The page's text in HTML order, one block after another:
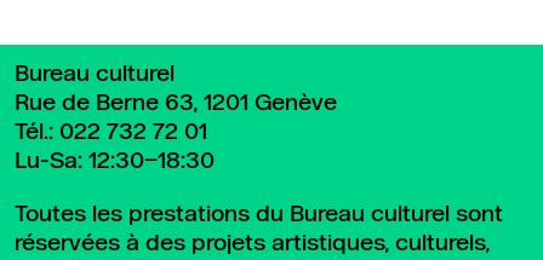
Bureau culturel
Rue de Berne 63, 1201 Genève
Tél.: 022 732 72 01
Lu-Sa: 12:30–18:30
Toutes les prestations du Bureau culturel sont
réservées à des projets artistiques, culturels,